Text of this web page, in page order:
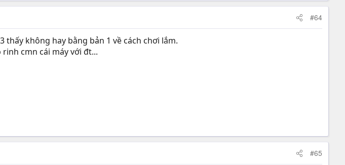
#64
thấy không hay bằng bản 1 về cách chơi lắm.
cmn cái máy với đt...
#65